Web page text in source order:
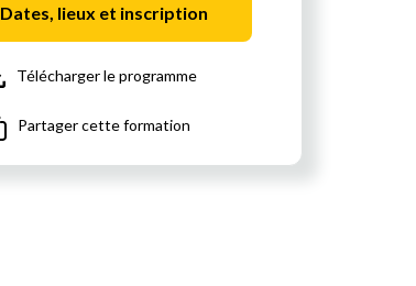
Dates, lieux et inscription
Télécharger le programme
Partager cette formation